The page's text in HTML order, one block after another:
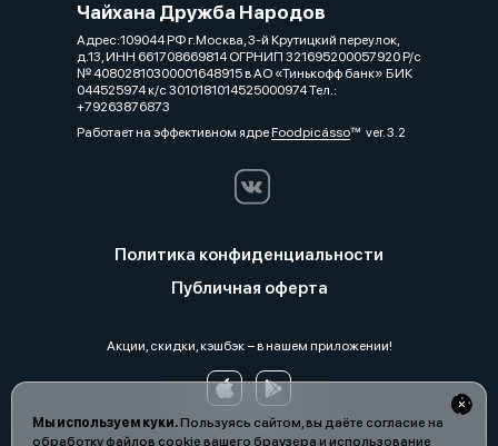
Мы используем куки.Пользуясь сайтом, вы даёте согласие на
обработку файлов cookie вашего браузера и использование
Чайхана Дружба Народов
Адрес:109044 РФ г.Москва, 3-й Крутицкий переулок,
д.13, ИНН 661708669814 ОГРНИП 321695200057920 Р/с
№ 40802810300001648915 в АО «Тинькофф банк» БИК
044525974 к/с 3010181014525000974 Тел.:
+79263876873
Работает на эффективном ядреFoodpicássover. 3.2
Политика конфиденциальности
Публичная оферта
Акции, скидки, кэшбэк − в нашем приложении!